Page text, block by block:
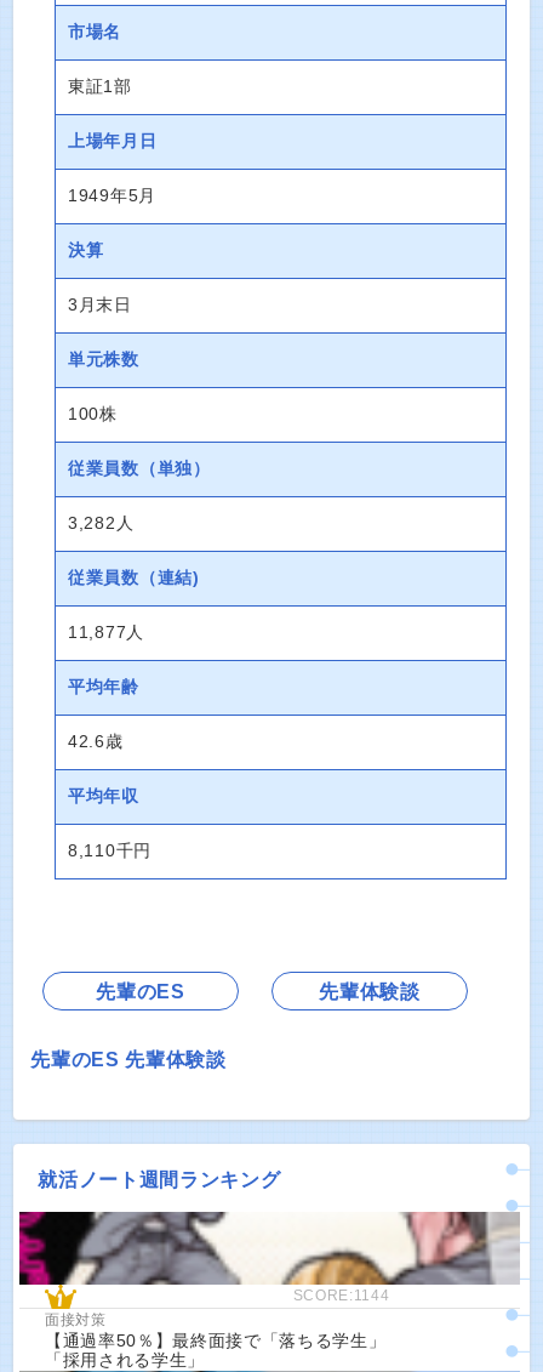
市場名
東証1部
上場年月日
1949年5月
決算
3月末日
単元株数
100株
従業員数 （単独）
3,282人
従業員数 （連結)
11,877人
平均年齢
42.6歳
平均年収
8,110千円
先輩のES 先輩体験談
先輩のES 先輩体験談
就活ノート週間ランキング
SCORE:1144
面接対策
【通過率50％】最終面接で「落ちる学生」
「採用される学生」